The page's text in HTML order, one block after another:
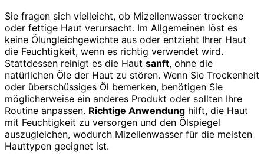
Sie fragen sich vielleicht, ob Mizellenwasser trockene
oder fettige Haut verursacht. Im Allgemeinen löst es
keine Ölungleichgewichte aus oder entzieht Ihrer Haut
die Feuchtigkeit, wenn es richtig verwendet wird.
Stattdessen reinigt es die Haut sanft, ohne die
natürlichen Öle der Haut zu stören. Wenn Sie Trockenheit
oder überschüssiges Öl bemerken, benötigen Sie
möglicherweise ein anderes Produkt oder sollten Ihre
Routine anpassen. Richtige Anwendung hilft, die Haut
mit Feuchtigkeit zu versorgen und den Ölspiegel
auszugleichen, wodurch Mizellenwasser für die meisten
Hauttypen geeignet ist.